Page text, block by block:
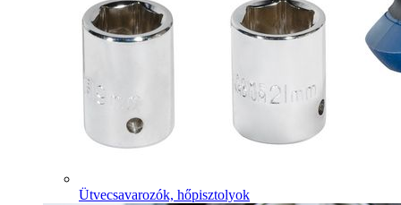
Ütvecsavarozók, hőpisztolyok